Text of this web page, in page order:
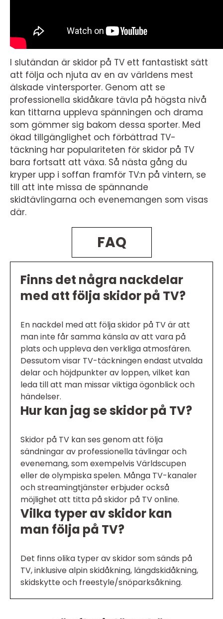
I slutändan är skidor på TV ett fantastiskt sätt
att följa och njuta av en av världens mest
älskade vintersporter. Genom att se
professionella skidåkare tävla på högsta nivå
kan tittarna uppleva spänningen och drama
som gömmer sig bakom dessa sporter. Med
ökad tillgänglighet och förbättrad TV-
täckning har populariteten för skidor på TV
bara fortsatt att växa. Så nästa gång du
kryper upp i soffan framför TV:n på vintern, se
till att inte missa de spännande
skidtävlingarna och evenemangen som visas
där.
FAQ
Finns det några nackdelar
med att följa skidor på TV?
En nackdel med att följa skidor på TV är att
man inte får samma känsla av att vara på
plats och uppleva den verkliga atmosfären.
Dessutom visar TV-täckningen endast utvalda
delar och höjdpunkter av loppen, vilket kan
leda till att man missar viktiga ögonblick och
händelser.
Hur kan jag se skidor på TV?
Skidor på TV kan ses genom att följa
sändningar av professionella tävlingar och
evenemang, som exempelvis Världscupen
eller de olympiska spelen. Många TV-kanaler
och streamingtjänster erbjuder också
möjlighet att titta på skidor på TV online.
Vilka typer av skidor kan
man följa på TV?
Det finns olika typer av skidor som sänds på
TV, inklusive alpin skidåkning, längdskidåkning,
skidskytte och freestyle/snöparksåkning.